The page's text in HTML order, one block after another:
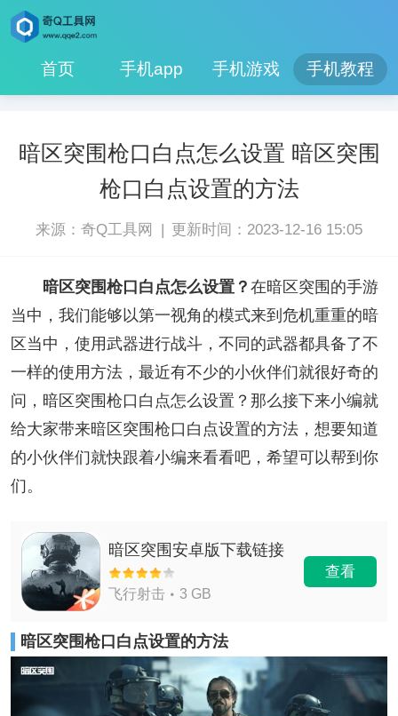
首页 手机app 手机游戏 手机教程
暗区突围枪口白点怎么设置 暗区突围
枪口白点设置的方法
来源：奇Q工具网 | 更新时间：2023-12-16 15:05
暗区突围枪口白点怎么设置？ 在暗区突围的手游
当中，我们能够以第一视角的模式来到危机重重的暗
区当中，使用武器进行战斗，不同的武器都具备了不
一样的使用方法，最近有不少的小伙伴们就很好奇的
问，暗区突围枪口白点怎么设置？那么接下来小编就
给大家带来暗区突围枪口白点设置的方法，想要知道
的小伙伴们就快跟着小编来看看吧，希望可以帮到你
们。
暗区突围安卓版下载链接
飞行射击 3 GB
查看
暗区突围枪口白点设置的方法